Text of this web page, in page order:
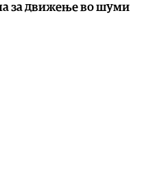
за движење во шуми